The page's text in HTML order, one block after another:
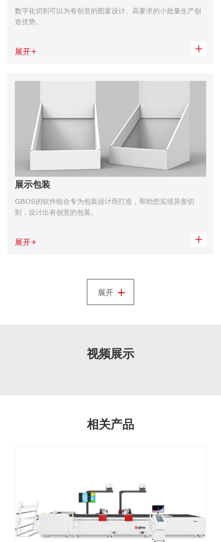
数字化切割可以为有创意的图案设计、高要求的小批量生产创
造优势。
展开+
展示包装
GBOS的软件组合专为包装设计而打造，帮助您实现异形切
割，设计出有创意的包装。
展开+
展开 +
视频展示
相关产品